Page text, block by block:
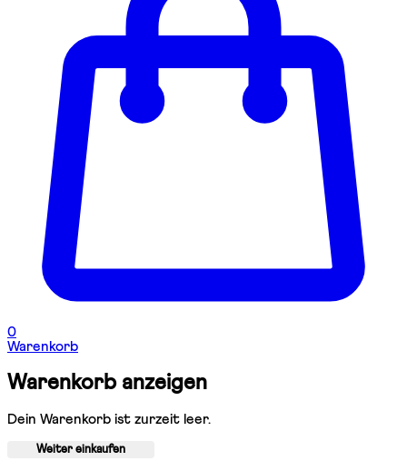
0
Warenkorb
Warenkorb anzeigen
Dein Warenkorb ist zurzeit leer.
Weiter einkaufen